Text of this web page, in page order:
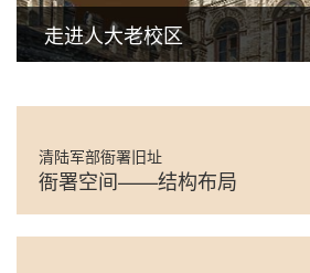
走进人大老校区
清陆军部衙署旧址
衙署空间——结构布局